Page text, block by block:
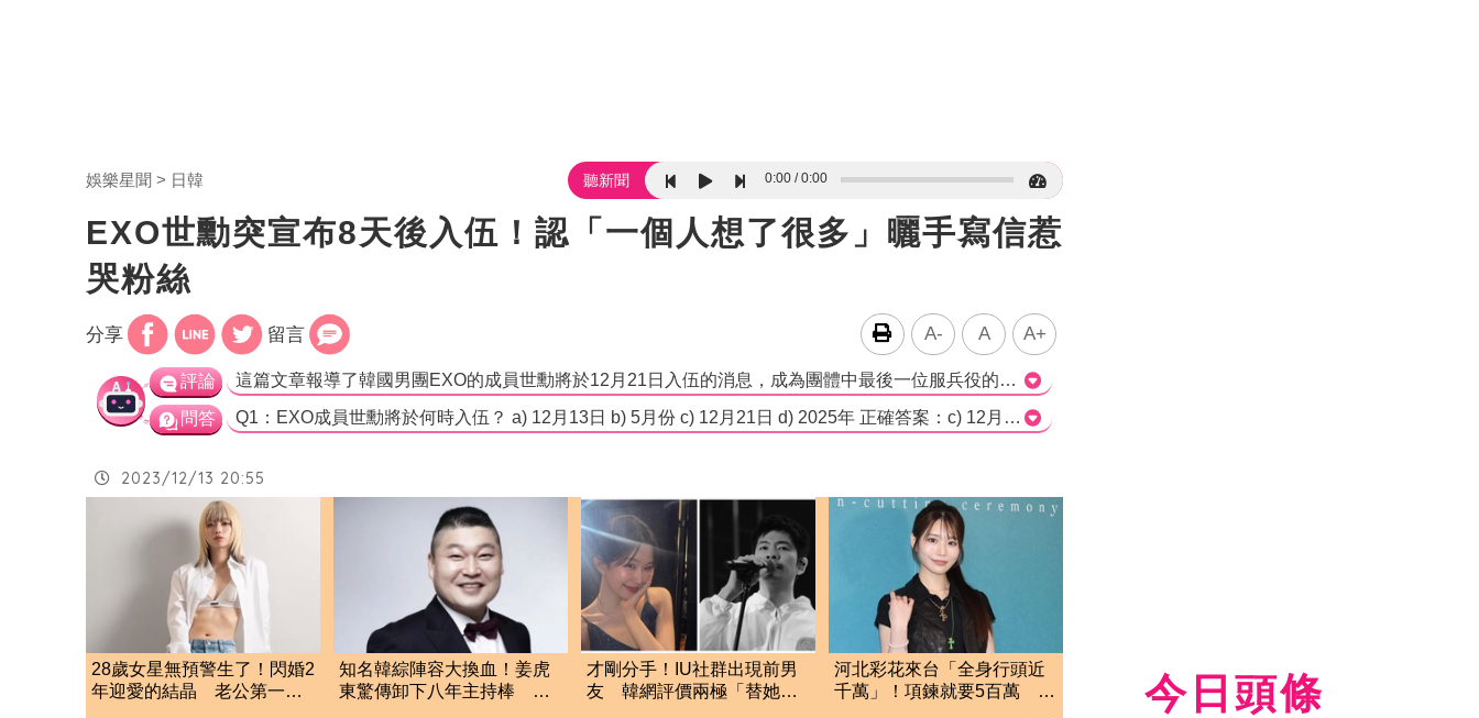
娛樂星聞 日韓 聽新聞 0:00 0:00
EXO世勳突宣布8天後入伍！認「一個人想了很多」曬手寫信惹
哭粉絲
分享 留言 A- A A+
評論 這篇文章報導了韓國男團EXO的成員世勳將於12月21日入伍的消息，成為團體中最後一位服兵役的成員。文章中提到，他在粉絲平台上公開了一封手寫信，向粉絲們告知入伍的消息，表示很抱歉這麼晚才告訴粉絲們。他也承諾會以健康的狀態回來，並感謝粉絲對他的喜愛和支持。 此外，文章也提到了另一個韓國男團防彈少年團的成員RMV最近也陸續入伍的消息。粉絲們雖然不捨，但也紛紛祝福世勳順利完成兵役並健康回歸。 這篇文章以簡潔明瞭的方式報導了世勳入伍的消息以及他向粉絲們表達的感謝和承諾。同時，提到了同為韓國男團的防彈少年團成員也陸續入伍的事實，突顯了韓國娛樂圈兵役制度的普遍性和重要性。文章的觀點客觀中立，報導了粉絲們的期待和祝福，呈現了這段消息的全貌。>
問答 Q1：EXO成員世勳將於何時入伍？ a) 12月13日 b) 5月份 c) 12月21日 d) 2025年 正確答案：c) 12月21日 Q2：EXO中最後一名將入伍的成員是誰？ a) 崔世勳 b) KAI c) RMV d) EXO-L 正確答案：a) 崔世勳 Q3：預計在何時能看到完整體回歸的EXO？ a) 12月21日 b) 5月份 c) 2025年 d) 不確定 正確答案：c) 2025年
2023/12/13 20:55
28歲女星無預警生了！閃婚2
年迎愛的結晶 老公第一時
知名韓綜陣容大換血！姜虎
東驚傳卸下八年主持棒 背
才剛分手！IU社群出現前男
友 韓網評價兩極「替她抱
河北彩花來台「全身行頭近
千萬」！項鍊就要5百萬 她
今日頭條